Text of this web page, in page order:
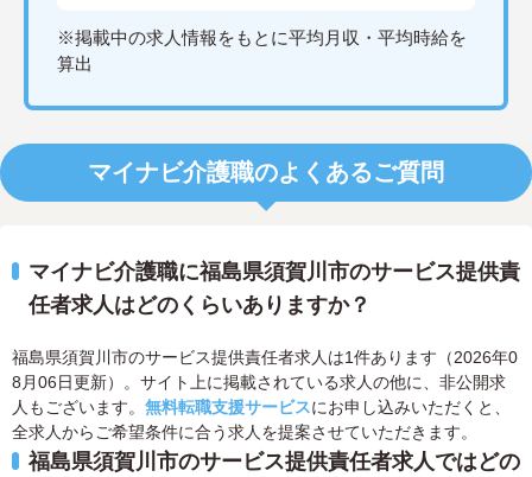
※掲載中の求人情報をもとに平均月収・平均時給を
算出
マイナビ介護職のよくあるご質問
マイナビ介護職に福島県須賀川市のサービス提供責
任者求人はどのくらいありますか？
福島県須賀川市のサービス提供責任者求人は1件あります（2026年0
8月06日更新）。サイト上に掲載されている求人の他に、非公開求
人もございます。 無料転職支援サービスにお申し込みいただくと、
全求人からご希望条件に合う求人を提案させていただきます。
福島県須賀川市のサービス提供責任者求人ではどの